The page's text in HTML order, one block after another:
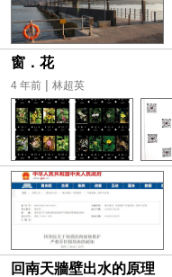
窗．花
4 年前 | 林超英
回南天牆壁出水的原理